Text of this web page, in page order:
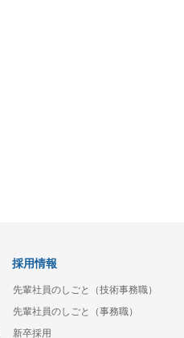
採用情報
先輩社員のしごと（技術事務職）
先輩社員のしごと（事務職）
新卒採用